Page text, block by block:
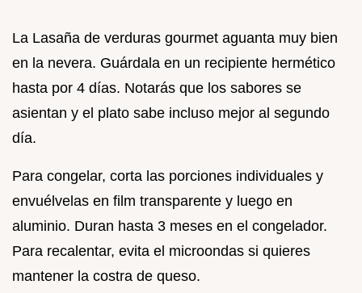
La Lasaña de verduras gourmet aguanta muy bien
en la nevera. Guárdala en un recipiente hermético
hasta por 4 días. Notarás que los sabores se
asientan y el plato sabe incluso mejor al segundo
día.
Para congelar, corta las porciones individuales y
envuélvelas en film transparente y luego en
aluminio. Duran hasta 3 meses en el congelador.
Para recalentar, evita el microondas si quieres
mantener la costra de queso.